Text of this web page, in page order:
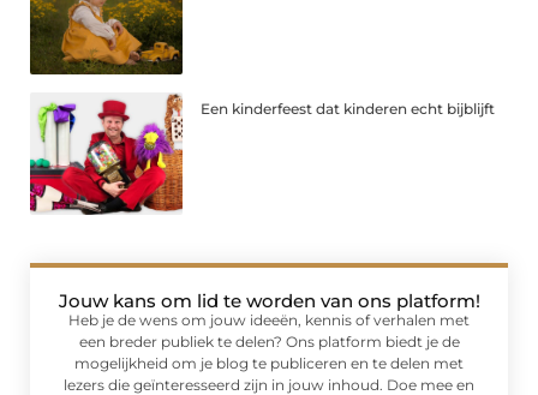
Een kinderfeest dat kinderen echt bijblijft
Jouw kans om lid te worden van ons platform!
Heb je de wens om jouw ideeën, kennis of verhalen met
een breder publiek te delen? Ons platform biedt je de
mogelijkheid om je blog te publiceren en te delen met
lezers die geïnteresseerd zijn in jouw inhoud. Doe mee en